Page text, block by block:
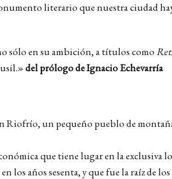
literario que nuestra ciudad
sólo en su ambición, a títulos como
del prólogo de Ignacio Echevarría
Riofrío, un pequeño pueblo de
que tiene lugar en la exclusiva
los años sesenta, y que fue la raíz de